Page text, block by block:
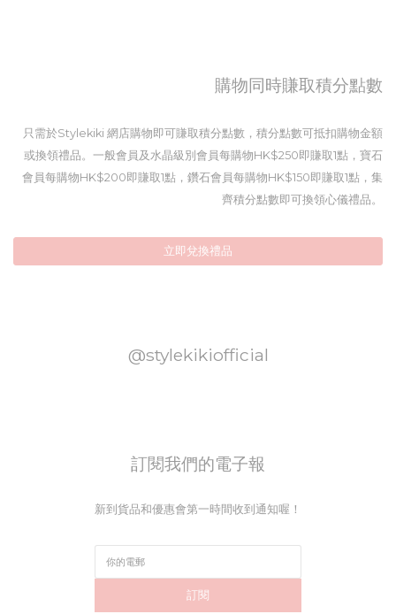
購物同時賺取積分點數
只需於Stylekiki 網店購物即可賺取積分點數，積分點數可抵扣購物金額
或換領禮品。一般會員及水晶級別會員每購物HK$250即賺取1點，寶石
會員每購物HK$200即賺取1點，鑽石會員每購物HK$150即賺取1點，集
齊積分點數即可換領心儀禮品。
立即兌換禮品
@stylekikiofficial
訂閱我們的電子報
新到貨品和優惠會第一時間收到通知喔！
訂閱